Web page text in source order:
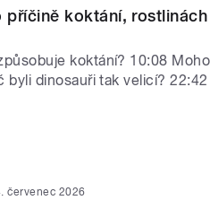
příčině koktání,
koktání? 10:08
byli dinosauři tak velicí?
červenec 2026